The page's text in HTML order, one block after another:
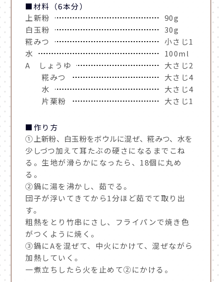
■材料（6本分）
上新粉
90g
白玉粉
30g
糀みつ
小さじ1
水
100ml
A しょうゆ
大さじ2
糀みつ
大さじ4
水
大さじ4
片栗粉
大さじ1
■作り方
① 上新粉、白玉粉をボウルに混ぜ、糀みつ、水を
少しづつ加えて耳たぶの硬さになるまでこね
る。生地が滑らかになったら、18個に丸め
る。
②鍋に湯を沸かし、茹でる。
団子が浮いてきてから1分ほど茹でて取り出
す。
粗熱をとり竹串にさし、フライパンで焼き色
がつくように焼く。
③鍋にAを混ぜて、中火にかけて、混ぜながら
加熱していく。
一煮立ちしたら火を止めて②にかける。